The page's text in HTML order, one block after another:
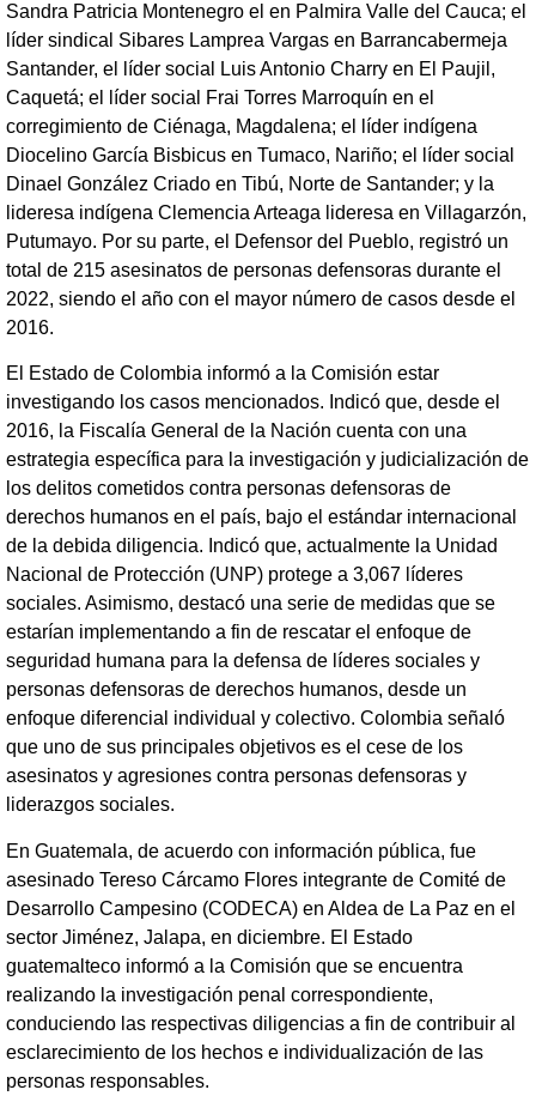
Sandra Patricia Montenegro el en Palmira Valle del Cauca; el
líder sindical Sibares Lamprea Vargas en Barrancabermeja
Santander, el líder social Luis Antonio Charry en El Paujil,
Caquetá; el líder social Frai Torres Marroquín en el
corregimiento de Ciénaga, Magdalena; el líder indígena
Diocelino García Bisbicus en Tumaco, Nariño; el líder social
Dinael González Criado en Tibú, Norte de Santander; y la
lideresa indígena Clemencia Arteaga lideresa en Villagarzón,
Putumayo. Por su parte, el Defensor del Pueblo, registró un
total de 215 asesinatos de personas defensoras durante el
2022, siendo el año con el mayor número de casos desde el
2016.
El Estado de Colombia informó a la Comisión estar
investigando los casos mencionados. Indicó que, desde el
2016, la Fiscalía General de la Nación cuenta con una
estrategia específica para la investigación y judicialización de
los delitos cometidos contra personas defensoras de
derechos humanos en el país, bajo el estándar internacional
de la debida diligencia. Indicó que, actualmente la Unidad
Nacional de Protección (UNP) protege a 3,067 líderes
sociales. Asimismo, destacó una serie de medidas que se
estarían implementando a fin de rescatar el enfoque de
seguridad humana para la defensa de líderes sociales y
personas defensoras de derechos humanos, desde un
enfoque diferencial individual y colectivo. Colombia señaló
que uno de sus principales objetivos es el cese de los
asesinatos y agresiones contra personas defensoras y
liderazgos sociales.
En Guatemala, de acuerdo con información pública, fue
asesinado Tereso Cárcamo Flores integrante de Comité de
Desarrollo Campesino (CODECA) en Aldea de La Paz en el
sector Jiménez, Jalapa, en diciembre. El Estado
guatemalteco informó a la Comisión que se encuentra
realizando la investigación penal correspondiente,
conduciendo las respectivas diligencias a fin de contribuir al
esclarecimiento de los hechos e individualización de las
personas responsables.